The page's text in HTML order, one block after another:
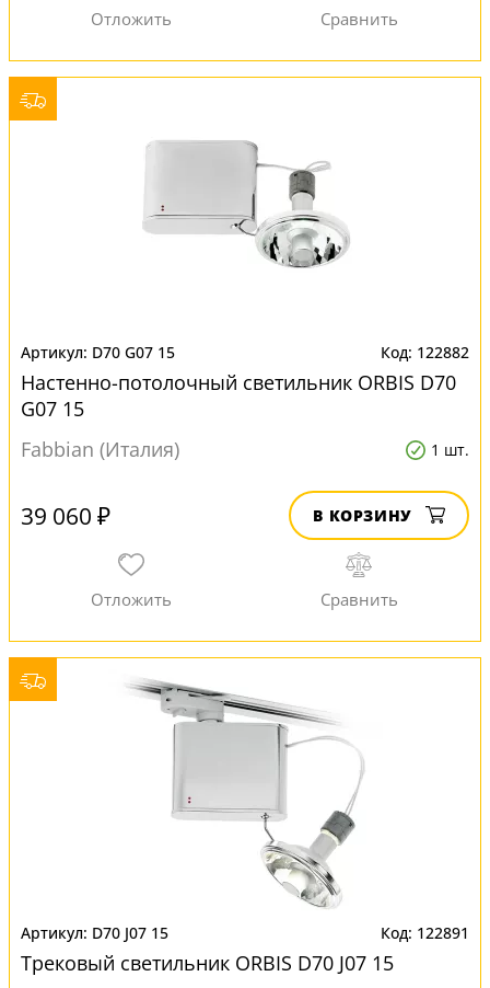
D70 G07 15 122882
Настенно-потолочный светильник ORBIS D70
G07 15
Fabbian (Италия)
1 шт.
39 060 ₽ В КОРЗИНУ
D70 J07 15 122891
Трековый светильник ORBIS D70 J07 15